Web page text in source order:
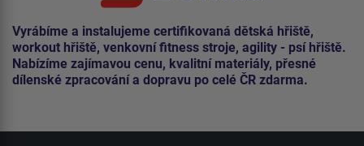
Vyrábíme a instalujeme certifikovaná dětská hřiště,
workout hřiště, venkovní fitness stroje, agility - psí hřiště.
Nabízíme zajímavou cenu, kvalitní materiály, přesné
dílenské zpracování a dopravu po celé ČR zdarma.